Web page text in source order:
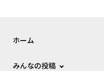
ホーム
みんなの投稿